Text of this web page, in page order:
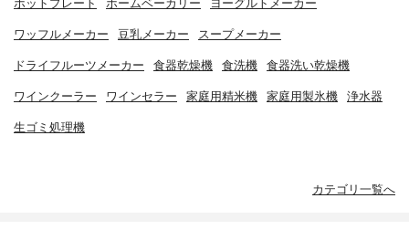
ホットプレート ホームベーカリー ヨーグルトメーカー
ワッフルメーカー 豆乳メーカー スープメーカー
ドライフルーツメーカー 食器乾燥機 食洗機 食器洗い乾燥機
ワインクーラー ワインセラー 家庭用精米機 家庭用製氷機 浄水器
生ゴミ処理機
カテゴリ一覧へ